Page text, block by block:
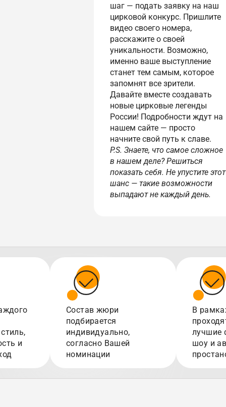
шаг — подать заявку на наш
цирковой конкурс. Пришлите
видео своего номера,
расскажите о своей
уникальности. Возможно,
именно ваше выступление
станет тем самым, которое
запомнят все зрители.
Давайте вместе создавать
новые цирковые легенды
России! Подробности ждут на
нашем сайте — просто
начните свой путь к славе.
P.S. Знаете, что самое сложное
в нашем деле? Решиться
показать себя. Не упустите этот
шанс — такие возможности
выпадают не каждый день.
и
Состав жюри
подбирается
индивидуально,
согласно Вашей
номинации
В
лучшие
шоу и